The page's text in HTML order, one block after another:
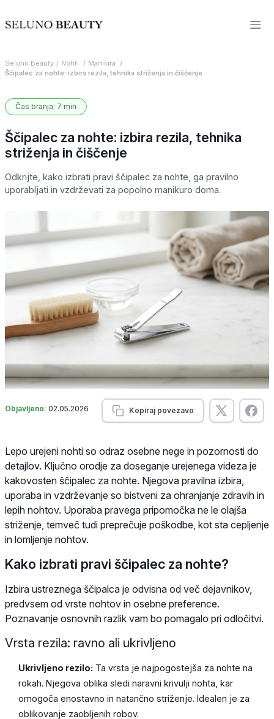
Seluno Beauty Nohti
Manikira
Ščipalec za nohte: izbira rezila, tehnika striženja in čiščenje
Čas branja: 7 min
Ščipalec za nohte: izbira rezila, tehnika
striženja in čiščenje
Odkrijte, kako izbrati pravi ščipalec za nohte, ga pravilno
uporabljati in vzdrževati za popolno manikuro doma.
Objavljeno: 02.05.2026 Kopiraj povezavo
Lepo urejeni nohti so odraz osebne nege in pozornosti do
detajlov. Ključno orodje za doseganje urejenega videza je
kakovosten ščipalec za nohte. Njegova pravilna izbira,
uporaba in vzdrževanje so bistveni za ohranjanje zdravih in
lepih nohtov. Uporaba pravega pripomočka ne le olajša
striženje, temveč tudi preprečuje poškodbe, kot sta cepljenje
in lomljenje nohtov.
Kako izbrati pravi ščipalec za nohte?
Izbira ustreznega ščipalca je odvisna od več dejavnikov,
predvsem od vrste nohtov in osebne preference.
Poznavanje osnovnih razlik vam bo pomagalo pri odločitvi.
Vrsta rezila: ravno ali ukrivljeno
Ukrivljeno rezilo: Ta vrsta je najpogostejša za nohte na
rokah. Njegova oblika sledi naravni krivulji nohta, kar
omogoča enostavno in natančno striženje. Idealen je za
oblikovanje zaobljenih robov.